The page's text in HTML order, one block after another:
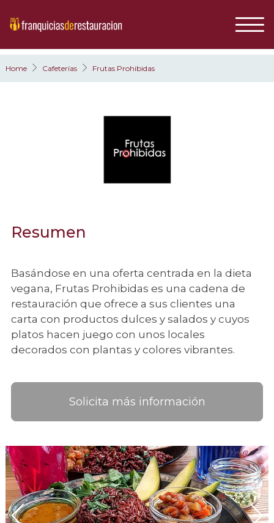
Home Cafeterías Frutas Prohibidas
Resumen
Basándose en una oferta centrada en la dieta
vegana, Frutas Prohibidas es una cadena de
restauración que ofrece a sus clientes una
carta con productos dulces y salados y cuyos
platos hacen juego con unos locales
decorados con plantas y colores vibrantes.
Solicita más información